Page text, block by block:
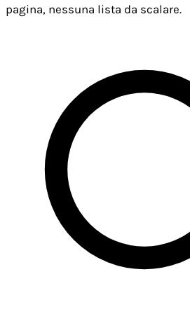
pagina, nessuna lista da scalare.